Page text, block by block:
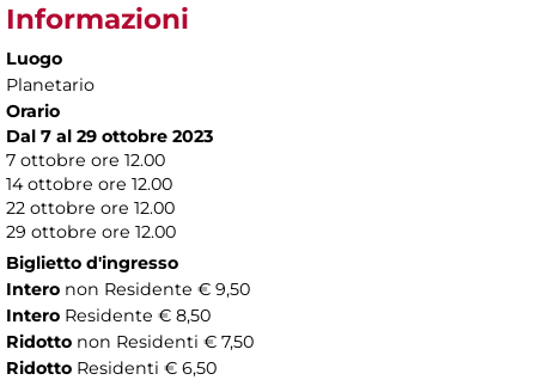
Informazioni
Luogo
Planetario
Orario
Dal 7 al 29 ottobre 2023
7 ottobre ore 12.00
14 ottobre ore 12.00
22 ottobre ore 12.00
29 ottobre ore 12.00
Biglietto d'ingresso
Intero non Residente € 9,50
Intero Residente € 8,50
Ridotto non Residenti € 7,50
Ridotto Residenti € 6,50